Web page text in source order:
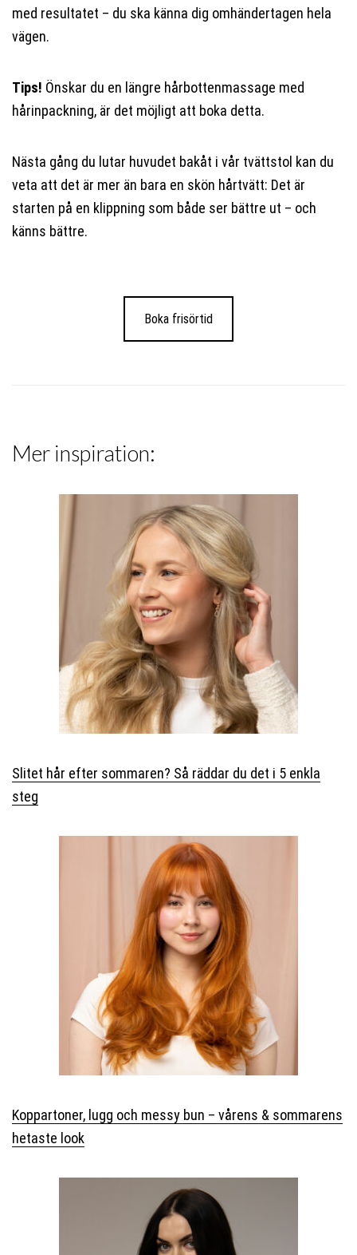
med resultatet – du ska känna dig omhändertagen hela
vägen.
Tips! Önskar du en längre hårbottenmassage med
hårinpackning, är det möjligt att boka detta.
Nästa gång du lutar huvudet bakåt i vår tvättstol kan du
veta att det är mer än bara en skön hårtvätt: Det är
starten på en klippning som både ser bättre ut – och
känns bättre.
Boka frisörtid
Mer inspiration:
Slitet hår efter sommaren? Så räddar du det i 5 enkla
steg
Koppartoner, lugg och messy bun – vårens & sommarens
hetaste look